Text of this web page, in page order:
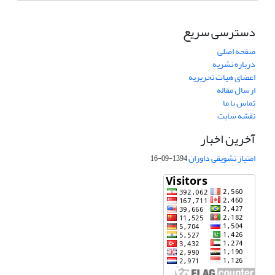
دسترسی سریع
صفحه اصلی
درباره نشریه
اعضای هیات تحریریه
ارسال مقاله
تماس با ما
نقشه سایت
آخرین اخبار
امتیاز تشویقی داوران1394-09-16